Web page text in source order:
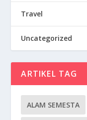
Travel
Uncategorized
ARTIKEL TAG
ALAM SEMESTA